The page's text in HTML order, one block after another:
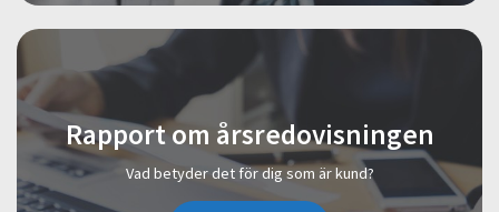
Rapport om årsredovisningen
Vad betyder det för dig som är kund?